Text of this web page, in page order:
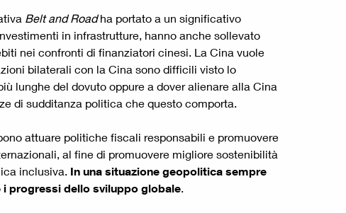
Belt and Roadha portato a un significativo
in infrastrutture, hanno anche sollevato
nei confronti di finanziatori cinesi. La Cina vuole
bilaterali con la Cina sono difficili visto lo
lunghe del dovuto oppure a dover alienare alla Cina
di sudditanza politica che questo comporta.
attuare politiche fiscali responsabili e promuovere
al fine di promuovere migliore sostenibilità
inclusiva. In una situazione geopolitica sempre
i progressi dello sviluppo globale.